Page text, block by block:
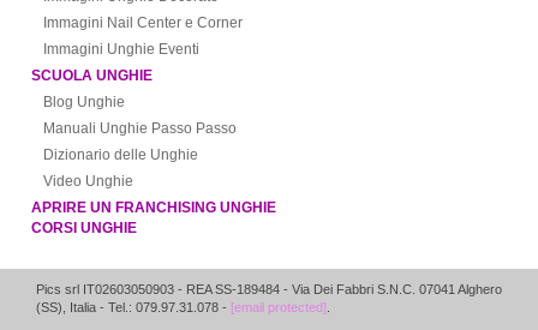
Immagini Nail Center e Corner
Immagini Unghie Eventi
SCUOLA UNGHIE
Blog Unghie
Manuali Unghie Passo Passo
Dizionario delle Unghie
Video Unghie
APRIRE UN FRANCHISING UNGHIE
CORSI UNGHIE
Pics srl IT02603050903 - REA SS-189484 - Via Dei Fabbri S.N.C. 07041 Alghero
(SS), Italia - Tel.: 079.97.31.078 - [email protected]